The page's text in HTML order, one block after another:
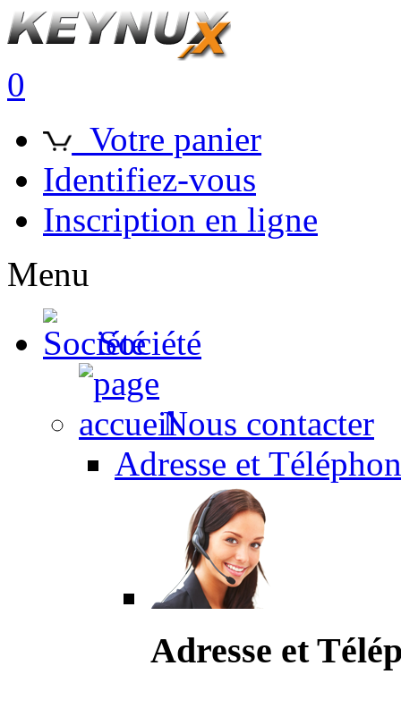
0
Votre panier
Identifiez-vous
Inscription en ligne
Menu
Société
Nous contacter
Adresse et
Adresse et